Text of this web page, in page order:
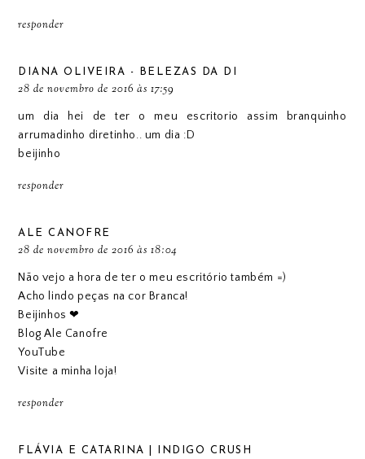
responder
DIANA OLIVEIRA - BELEZAS DA DI
28 de novembro de 2016 às 17:59
um dia hei de ter o meu escritorio assim branquinho
arrumadinho diretinho.. um dia :D
beijinho
responder
ALE CANOFRE
28 de novembro de 2016 às 18:04
Não vejo a hora de ter o meu escritório também =)
Acho lindo peças na cor Branca!
Beijinhos ❤
Blog Ale Canofre
YouTube
Visite a minha loja!
responder
FLÁVIA E CATARINA | INDIGO CRUSH